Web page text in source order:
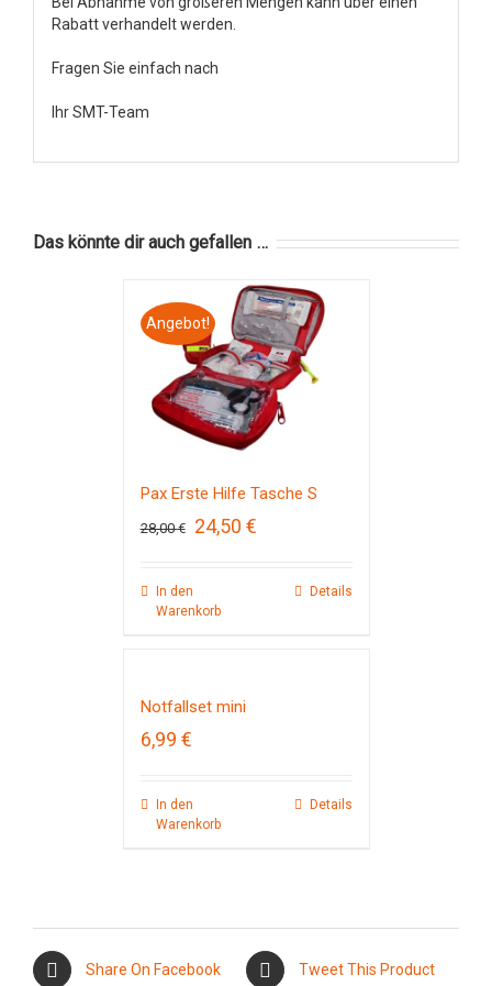
Rabatt verhandelt werden.
Fragen Sie einfach nach
Ihr SMT-Team
Das könnte dir auch gefallen …
Angebot!
Pax Erste Hilfe Tasche S
28,00€
Ursprünglicher
24,50 €Aktueller
24,50 €.
In den
Warenkorb
Details
Notfallset mini
6,99 €
In den
Warenkorb
Details
Share On Facebook Tweet This Product